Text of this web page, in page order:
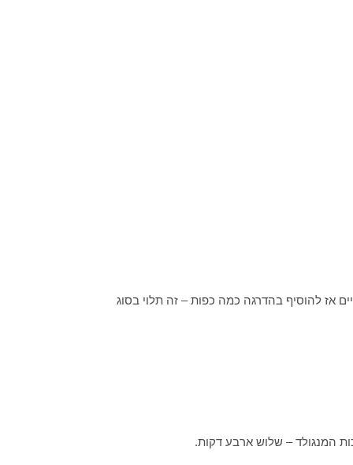
אז להוסיף בהדרגה כמה כפות – זה תלוי בסוג
המנגולד – שלוש ארבע דקות.